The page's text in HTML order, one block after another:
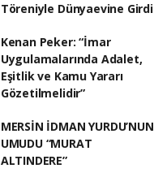
Töreniyle Dünyaevine Girdi
Kenan Peker: “İmar
Uygulamalarında Adalet,
Eşitlik ve Kamu Yararı
Gözetilmelidir”
MERSİN İDMAN YURDU’NUN
UMUDU “MURAT
ALTINDERE”